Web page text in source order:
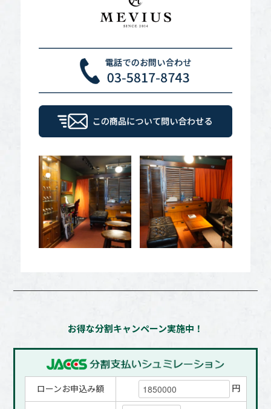
お得な分割キャンペーン実施中！
ローンお申込み額 円